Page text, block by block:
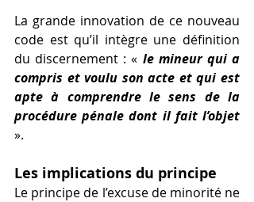
La grande innovation de ce nouveau
code est qu’il intègre une définition
du discernement : « le mineur qui a
compris et voulu son acte et qui est
apte à comprendre le sens de la
».
Les implications du principe
Le principe de l’excuse de minorité ne